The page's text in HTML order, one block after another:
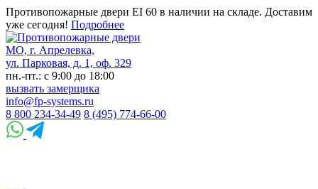
Противопожарные двери EI 60 в наличии на складе. Доставим
уже сегодня! Подробнее
МО, г. Апрелевка,
ул. Парковая, д. 1, оф. 329
пн.-пт.: с 9:00 до 18:00
вызвать замерщика
info@fp-systems.ru
8 800 234-34-49 8 (495) 774-66-00